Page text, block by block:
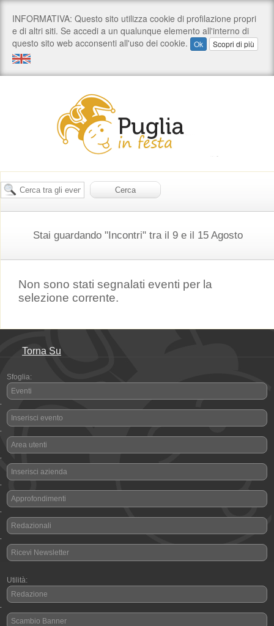
Stai guardando "Incontri" tra il 9 e il 15 Agosto
Non sono stati segnalati eventi per la
selezione corrente.
Torna Su
Sfoglia:
Eventi
-
Inserisci evento
-
Area utenti
-
Inserisci azienda
-
Approfondimenti
-
Redazionali
-
Ricevi Newsletter
Utilità:
Redazione
-
Scambio Banner